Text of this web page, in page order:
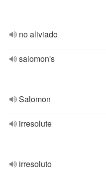
no aliviado
salomon's
Salomon
irresolute
irresoluto